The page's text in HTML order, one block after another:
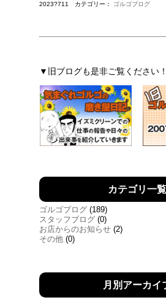
2023?711 カテゴリー： ゴルゴブログ
▼旧ブログも是非ご覧ください！
カテゴリ一覧
ゴルゴブログ (189)
スタッフブログ (0)
お店からのお知らせ (2)
その他 (0)
月別アーカイ